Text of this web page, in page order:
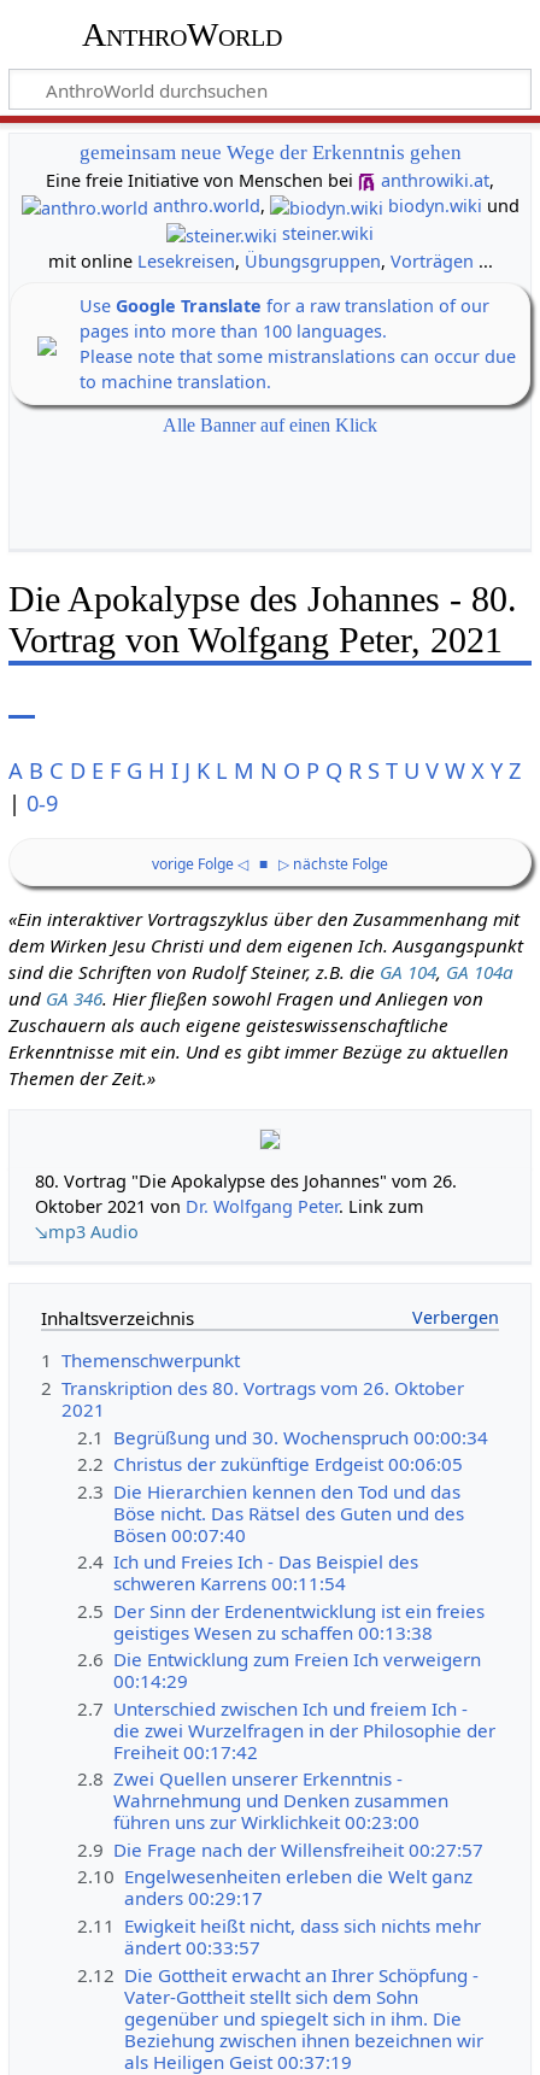
AnthroWorld
gemeinsam neue Wege der Erkenntnis gehen
Eine freie Initiative von Menschen bei
anthrowiki.at,
anthro.world, biodyn.wiki und
steiner.wiki
mit online Lesekreisen, Übungsgruppen, Vorträgen ...
Use Google Translate for a raw translation of our
pages into more than 100 languages.
Please note that some mistranslations can occur due
to machine translation.
Alle Banner auf einen Klick
Die Apokalypse des Johannes - 80.
Vortrag von Wolfgang Peter, 2021
A B C D E F G H I J K L M N O P Q R S T U V W X Y Z
| 0-9
vorige Folge ◁ ■ ▷ nächste Folge
«Ein interaktiver Vortragszyklus über den Zusammenhang mit
dem Wirken Jesu Christi und dem eigenen Ich. Ausgangspunkt
sind die Schriften von Rudolf Steiner, z.B. die GA 104, GA 104a
und GA 346. Hier fließen sowohl Fragen und Anliegen von
Zuschauern als auch eigene geisteswissenschaftliche
Erkenntnisse mit ein. Und es gibt immer Bezüge zu aktuellen
Themen der Zeit.»
80. Vortrag "Die Apokalypse des Johannes" vom 26.
Oktober 2021 von Dr. Wolfgang Peter. Link zum
↘mp3 Audio
Inhaltsverzeichnis
1 Themenschwerpunkt
2 Transkription des 80. Vortrags vom 26. Oktober
2021
2.1 Begrüßung und 30. Wochenspruch 00:00:34
2.2 Christus der zukünftige Erdgeist 00:06:05
2.3 Die Hierarchien kennen den Tod und das
Böse nicht. Das Rätsel des Guten und des
Bösen 00:07:40
2.4 Ich und Freies Ich - Das Beispiel des
schweren Karrens 00:11:54
2.5 Der Sinn der Erdenentwicklung ist ein freies
geistiges Wesen zu schaffen 00:13:38
2.6 Die Entwicklung zum Freien Ich verweigern
00:14:29
2.7 Unterschied zwischen Ich und freiem Ich -
die zwei Wurzelfragen in der Philosophie der
Freiheit 00:17:42
2.8 Zwei Quellen unserer Erkenntnis -
Wahrnehmung und Denken zusammen
führen uns zur Wirklichkeit 00:23:00
2.9 Die Frage nach der Willensfreiheit 00:27:57
2.10 Engelwesenheiten erleben die Welt ganz
anders 00:29:17
2.11 Ewigkeit heißt nicht, dass sich nichts mehr
ändert 00:33:57
2.12 Die Gottheit erwacht an Ihrer Schöpfung -
Vater-Gottheit stellt sich dem Sohn
gegenüber und spiegelt sich in ihm. Die
Beziehung zwischen ihnen bezeichnen wir
als Heiligen Geist 00:37:19